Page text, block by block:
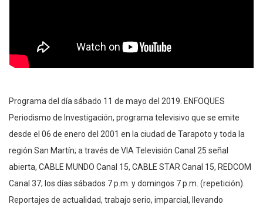
Programa del día sábado 11 de mayo del 2019. ENFOQUES
Periodismo de Investigación, programa televisivo que se emite
desde el 06 de enero del 2001 en la ciudad de Tarapoto y toda la
región San Martín; a través de VIA Televisión Canal 25 señal
abierta, CABLE MUNDO Canal 15, CABLE STAR Canal 15, REDCOM
Canal 37; los días sábados 7 p.m. y domingos 7 p.m. (repetición).
Reportajes de actualidad, trabajo serio, imparcial, llevando